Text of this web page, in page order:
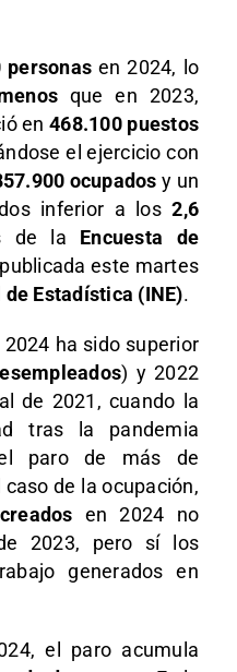
personas en 2024, lo
que en 2023,
en468.100 puestos
el ejercicio con
ocupados y un
inferior a los2,6
de la Encuesta de
este martes
Estadística (INE).
ha sido superior
) y 2022
de 2021, cuando la
tras la pandemia
paro de más de
de la ocupación,
en 2024 no
2023, pero sí los
generados en
el paro acumula